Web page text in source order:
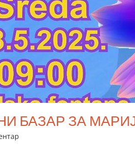
БАЗАР ЗА